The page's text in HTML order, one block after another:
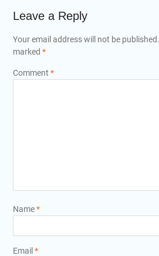
Leave a Reply
Your email address will not be published.
marked *
Comment *
Name*
Email*